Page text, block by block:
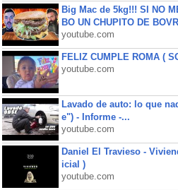
Big Mac de 5kg!!! SI NO
BO UN CHUPITO DE
youtube.com
FELIZ CUMPLE ROMA (
youtube.com
Lavado de auto: lo que
e") - Informe -...
youtube.com
Daniel El Travieso -
icial )
youtube.com